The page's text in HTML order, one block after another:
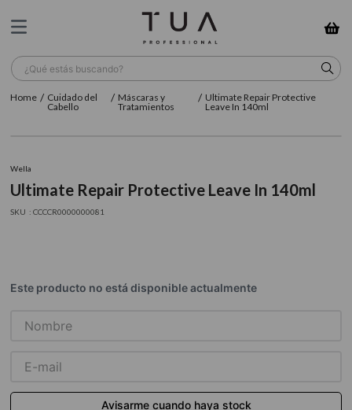
¿Qué estás buscando?
Cuidado del
Cabello
Máscaras y
Tratamientos
Ultimate Repair Protective
Leave In 140ml
Wella
Ultimate Repair Protective Leave In 140ml
: CCCCR0000000081
TÉRMINOS MÁS BUSCADOS
3. farmavita
8. loreal
9. acondicionador
10.